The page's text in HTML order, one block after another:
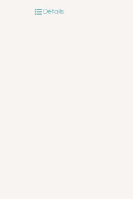
Détails